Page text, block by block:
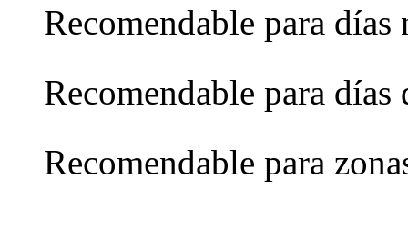
Recomendable para días
Recomendable para días
Recomendable para